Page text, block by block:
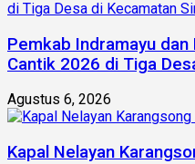
Pemkab Indramayu dan
Cantik 2026 di Tiga
Agustus 6, 2026
Kapal Nelayan